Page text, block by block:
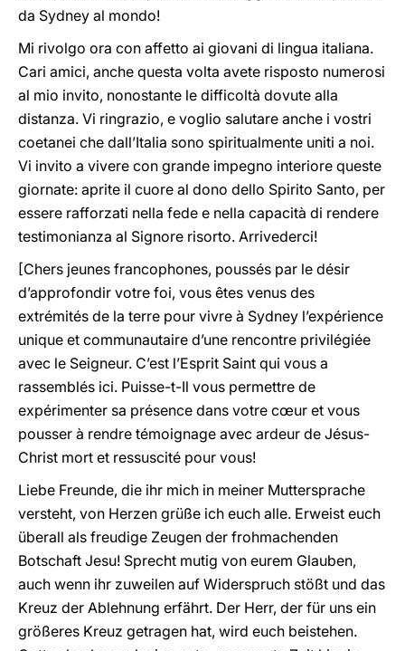
da Sydney al mondo!
Mi rivolgo ora con affetto ai giovani di lingua italiana.
Cari amici, anche questa volta avete risposto numerosi
al mio invito, nonostante le difficoltà dovute alla
distanza. Vi ringrazio, e voglio salutare anche i vostri
coetanei che dall’Italia sono spiritualmente uniti a noi.
Vi invito a vivere con grande impegno interiore queste
giornate: aprite il cuore al dono dello Spirito Santo, per
essere rafforzati nella fede e nella capacità di rendere
testimonianza al Signore risorto. Arrivederci!
[Chers jeunes francophones, poussés par le désir
d’approfondir votre foi, vous êtes venus des
extrémités de la terre pour vivre à Sydney l’expérience
unique et communautaire d’une rencontre privilégiée
avec le Seigneur. C’est l’Esprit Saint qui vous a
rassemblés ici. Puisse-t-Il vous permettre de
expérimenter sa présence dans votre cœur et vous
pousser à rendre témoignage avec ardeur de Jésus-
Christ mort et ressuscité pour vous!
Liebe Freunde, die ihr mich in meiner Muttersprache
versteht, von Herzen grüße ich euch alle. Erweist euch
überall als freudige Zeugen der frohmachenden
Botschaft Jesu! Sprecht mutig von eurem Glauben,
auch wenn ihr zuweilen auf Widerspruch stößt und das
Kreuz der Ablehnung erfährt. Der Herr, der für uns ein
größeres Kreuz getragen hat, wird euch beistehen.